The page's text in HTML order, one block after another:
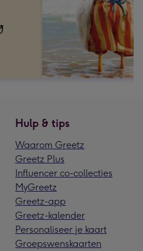
Hulp & tips
Waarom Greetz
Greetz Plus
Influencer co-collecties
MyGreetz
Greetz-app
Greetz-kalender
Personaliseer je kaart
Groepswenskaarten